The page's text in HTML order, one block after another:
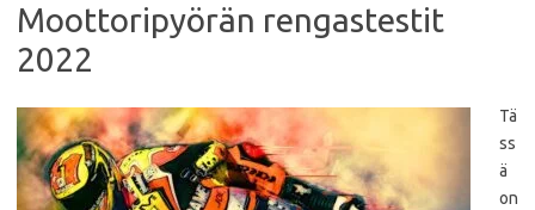
Moottoripyörän rengastestit
2022
Tä
ss
ä
on